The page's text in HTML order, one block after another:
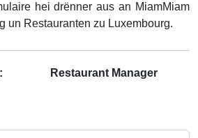
hei drënner aus an MiamMiam
un Restauranten zu Luxembourg.
Restaurant Manager